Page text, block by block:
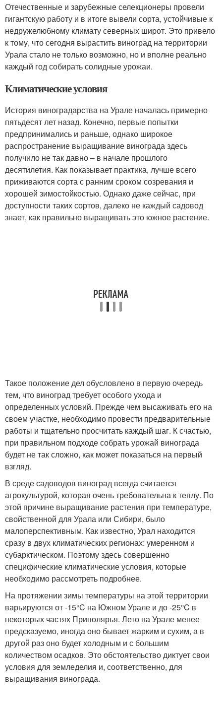
Отечественные и зарубежные селекционеры провели
гигантскую работу и в итоге вывели сорта, устойчивые к
недружелюбному климату северных широт. Это привело
к тому, что сегодня вырастить виноград на территории
Урала стало не только возможно, но и вполне реально
каждый год собирать солидные урожаи.
Климатические условия
История виноградарства на Урале началась примерно
пятьдесят лет назад. Конечно, первые попытки
предпринимались и раньше, однако широкое
распространение выращивание винограда здесь
получило не так давно – в начале прошлого
десятилетия. Как показывает практика, лучше всего
приживаются сорта с ранним сроком созревания и
хорошей зимостойкостью. Однако даже сейчас, при
доступности таких сортов, далеко не каждый садовод
знает, как правильно выращивать это южное растение.
Такое положение дел обусловлено в первую очередь
тем, что виноград требует особого ухода и
определенных условий. Прежде чем высаживать его на
своем участке, необходимо провести предварительные
работы и тщательно просчитать каждый шаг. К счастью,
при правильном подходе собрать урожай винограда
будет не так сложно, как может показаться на первый
взгляд.
В среде садоводов виноград всегда считается
агрокультурой, которая очень требовательна к теплу. По
этой причине выращивание растения при температуре,
свойственной для Урала или Сибири, было
малоперспективным. Как известно, Урал находится
сразу в двух климатических регионах: умеренном и
субарктическом. Поэтому здесь совершенно
специфические климатические условия, которые
необходимо рассмотреть подробнее.
На протяжении зимы температуры на этой территории
варьируются от -15°C на Южном Урале и до -25°C в
некоторых частях Приполярья. Лето на Урале менее
предсказуемо, иногда оно бывает жарким и сухим, а в
другой раз оно будет холодным и с большим
количеством осадков. Это обстоятельство диктует свои
условия для земледелия и, соответственно, для
выращивания винограда.